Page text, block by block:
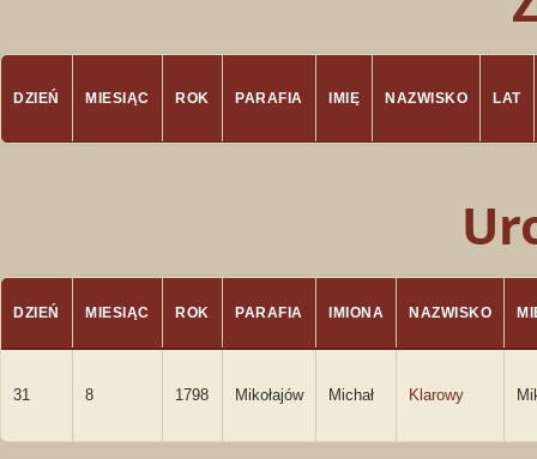
DZIEŃ MIESIĄC ROK PARAFIA IMIĘ NAZWISKO LAT
DZIEŃ MIESIĄC ROK PARAFIA IMIONA NAZWISKO
31 8 1798 Mikołajów Michał Klarowy